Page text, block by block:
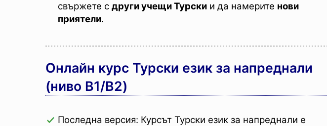
свържете с други учещи Турски и да намерите нови
приятели.
Онлайн курс Турски език за напреднали
(ниво B1/B2)
Последна версия: Курсът Турски език за напреднали е